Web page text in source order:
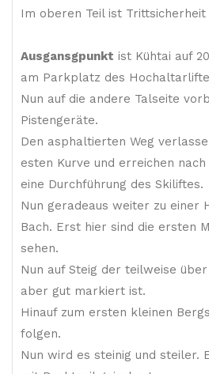
Im oberen Teil ist Trittsicherheit
Ausgansgpunkt ist Kühtai auf
am Parkplatz des
Nun auf die andere Talseite
Pistengeräte.
Den asphaltierten Weg
esten Kurve und erreichen
eine Durchführung des Skiliftes.
Nun geradeaus weiter zu einer
Bach. Erst hier sind die ersten
sehen.
Nun auf Steig der teilweise
aber gut markiert ist.
Hinauf zum ersten kleinen
folgen.
Nun wird es steinig und steiler.